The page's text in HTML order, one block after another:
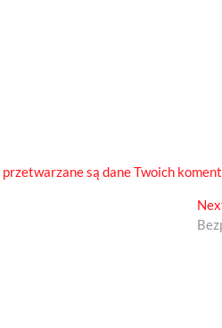
są dane Twoich